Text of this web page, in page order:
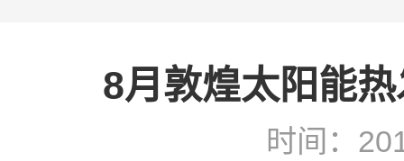
8月敦煌太阳能
时间：